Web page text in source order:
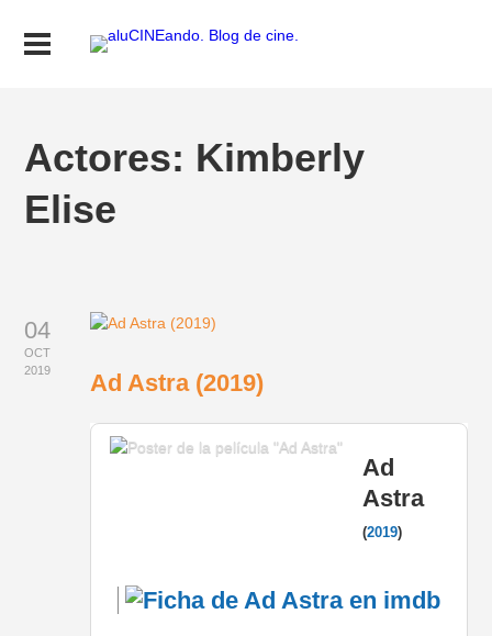
Actores: Kimberly
Elise
04
OCT
2019
Ad Astra (2019)
Ad
Astra
(2019)